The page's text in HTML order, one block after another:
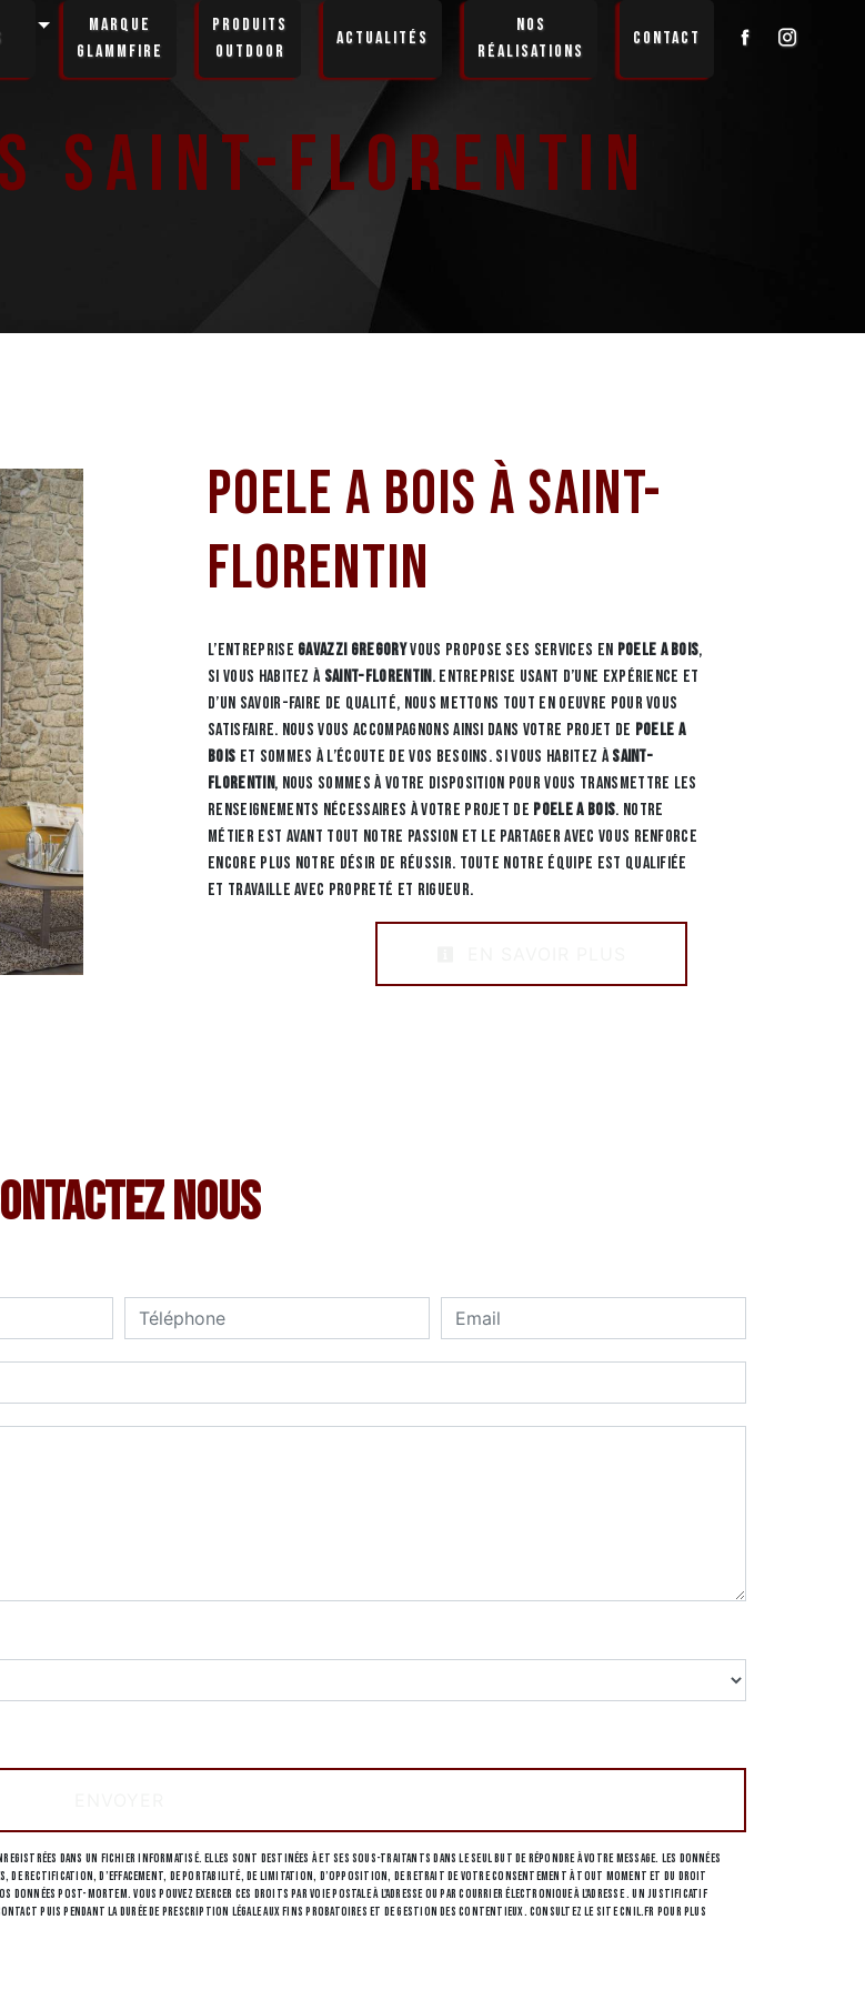
Marque
GlammFire
Produits
Outdoor
Actualités
Nos
réalisations
Contact
Saint-Florentin
Poele a bois à Saint-
Florentin
L’entreprise GAVAZZI GREGORYvous propose ses services en Poele a bois,
si vous habitez à Saint-Florentin. Entreprise usant d’une expérience et
d’un savoir-faire de qualité, nous mettons tout en oeuvre pour vous
satisfaire. Nous vous accompagnons ainsi dans votre projet de Poele a
bois et sommes à l’écoute de vos besoins. Si vous habitez àSaint-
Florentin, nous sommes à votre disposition pour vous transmettre les
renseignements nécessaires à votre projet de Poele a bois. Notre
métier est avant tout notre passion et le partager avec vous renforce
encore plus notre désir de réussir. Toute notre équipe est qualifiée
et travaille avec propreté et rigueur.
nous
dans un fichier informatisé. Elles sont destinées à et ses sous-traitants dans le seul but de répondre à votre message. Les données
de rectification, d’effacement, de portabilité, de limitation, d’opposition, de retrait de votre consentement à tout moment et du droit
données post-mortem. Vous pouvez exercer ces droits par voie postale à l'adresse ou par courrier électronique à l'adresse . Un justificatif
contact puis pendant la durée de prescription légale aux fins probatoires et de gestion des contentieux. Consultez le site cnil.fr pour plus